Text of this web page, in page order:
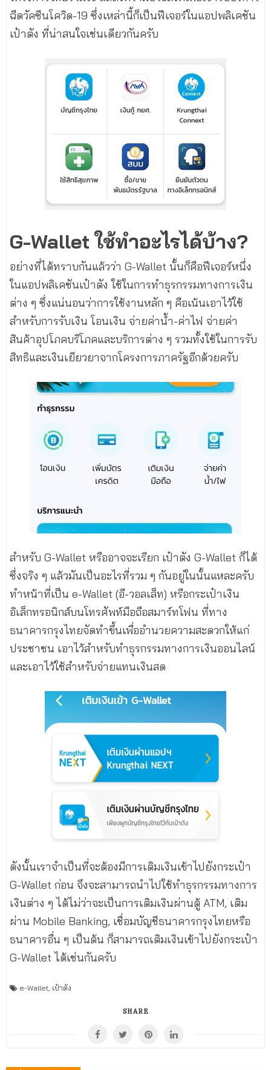
ฉีดวัคซีนโควิด-19 ซึ่งเหล่านี้ก็เป็นฟีเจอร์ในแอปพลิเคชัน
เป๋าตัง ที่น่าสนใจเช่นเดียวกันครับ
G-Wallet ใช้ทำอะไรได้บ้าง?
อย่างที่ได้ทราบกันแล้วว่า G-Wallet นั้นก็คือฟีเจอร์หนึ่ง
ในแอปพลิเคชันเป๋าตัง ใช้ในการทำธุรกรรมทางการเงิน
ต่าง ๆ ซึ่งแน่นอนว่าการใช้งานหลัก ๆ คือเน้นเอาไว้ใช้
สำหรับการรับเงิน โอนเงิน จ่ายค่าน้ำ-ค่าไฟ จ่ายค่า
สินค้าอุปโภคบริโภคและบริการต่าง ๆ รวมทั้งใช้ในการรับ
สิทธิและเงินเยียวยาจากโครงการภาครัฐอีกด้วยครับ
สำหรับ G-Wallet หรืออาจจะเรียก เป๋าตัง G-Wallet ก็ได้
ซึ่งจริง ๆ แล้วมันเป็นอะไรที่รวม ๆ กันอยู่ในนั้นแหละครับ
ทำหน้าที่เป็น e-Wallet (อี-วอลเล็ท) หรือกระเป๋าเงิน
อิเล็กทรอนิกส์บนโทรศัพท์มือถือสมาร์ทโฟน ที่ทาง
ธนาคารกรุงไทยจัดทำขึ้นเพื่ออำนวยความสะดวกให้แก่
ประชาชน เอาไว้สำหรับทำธุรกรรมทางการเงินออนไลน์
และเอาไว้ใช้สำหรับจ่ายแทนเงินสด
ดังนั้นเราจำเป็นที่จะต้องมีการเติมเงินเข้าไปยังกระเป๋า
G-Wallet ก่อน จึงจะสามารถนำไปใช้ทำธุรกรรมทางการ
เงินต่าง ๆ ได้ไม่ว่าจะเป็นการเติมเงินผ่านตู้ ATM, เติม
ผ่าน Mobile Banking, เชื่อมบัญชีธนาคารกรุงไทยหรือ
ธนาคารอื่น ๆ เป็นต้น ก็สามารถเติมเงินเข้าไปยังกระเป๋า
G-Wallet ได้เช่นกันครับ
e-Wallet เป๋าตัง
SHARE